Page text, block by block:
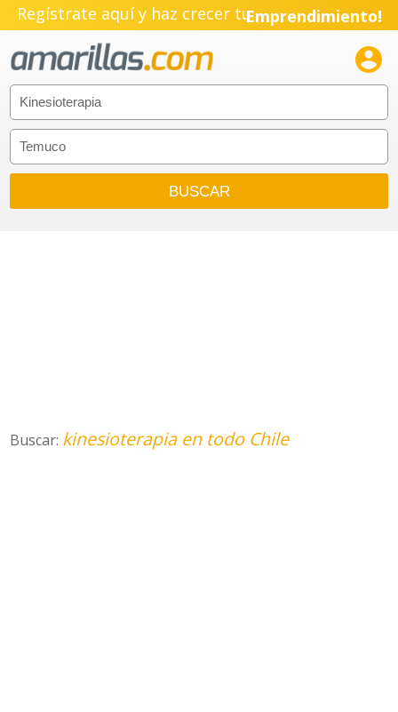
Regístrate aquí y haz crecer tuEmprendimiento!

Buscar: kinesioterapia en todo Chile